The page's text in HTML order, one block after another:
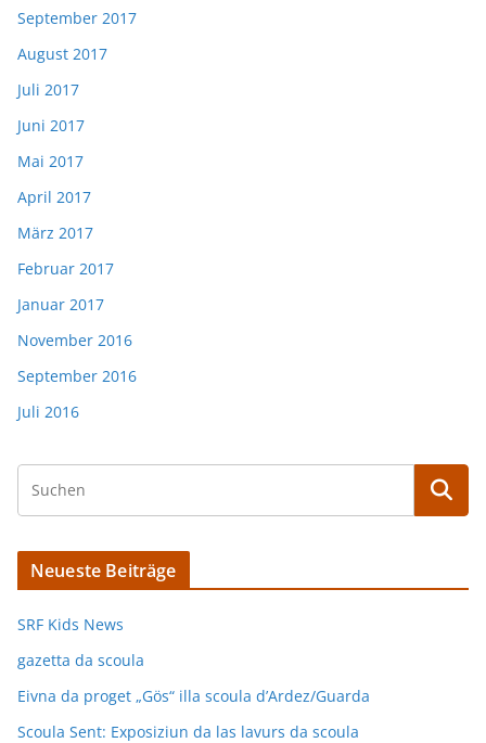
September 2017
August 2017
Juli 2017
Juni 2017
Mai 2017
April 2017
März 2017
Februar 2017
Januar 2017
November 2016
September 2016
Juli 2016
Neueste Beiträge
SRF Kids News
gazetta da scoula
Eivna da proget „Gös“ illa scoula d’Ardez/Guarda
Scoula Sent: Exposiziun da las lavurs da scoula